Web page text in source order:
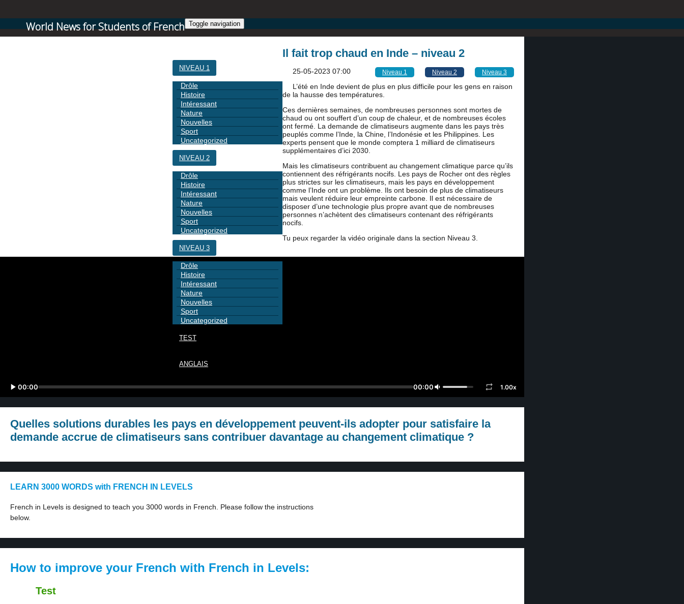
World News for Students of French Toggle navigation
NIVEAU 1
Drôle
Histoire
Intéressant
Nature
Nouvelles
Sport
Uncategorized
NIVEAU 2
Drôle
Histoire
Intéressant
Nature
Nouvelles
Sport
Uncategorized
NIVEAU 3
Drôle
Histoire
Intéressant
Nature
Nouvelles
Sport
Uncategorized
TEST
ANGLAIS
Il fait trop chaud en Inde – niveau 2
Niveau 1 Niveau 2 Niveau 3
25-05-2023 07:00
L’été en Inde devient de plus en plus difficile pour les gens en raison
de la hausse des températures.
Ces dernières semaines, de nombreuses personnes sont mortes de
chaud ou ont souffert d’un coup de chaleur, et de nombreuses écoles
ont fermé. La demande de climatiseurs augmente dans les pays très
peuplés comme l’Inde, la Chine, l’Indonésie et les Philippines. Les
experts pensent que le monde comptera 1 milliard de climatiseurs
supplémentaires d’ici 2030.
Mais les climatiseurs contribuent au changement climatique parce qu’ils
contiennent des réfrigérants nocifs. Les pays de Rocher ont des règles
plus strictes sur les climatiseurs, mais les pays en développement
comme l’Inde ont un problème. Ils ont besoin de plus de climatiseurs
mais veulent réduire leur empreinte carbone. Il est nécessaire de
disposer d’une technologie plus propre avant que de nombreuses
personnes n’achètent des climatiseurs contenant des réfrigérants
nocifs.
Tu peux regarder la vidéo originale dans la section Niveau 3.
00:00 00:00 1.00x
Quelles solutions durables les pays en développement peuvent-ils adopter pour satisfaire la
demande accrue de climatiseurs sans contribuer davantage au changement climatique ?
LEARN 3000 WORDS with FRENCH IN LEVELS
French in Levels is designed to teach you 3000 words in French. Please follow the instructions
below.
How to improve your French with French in Levels:
Test